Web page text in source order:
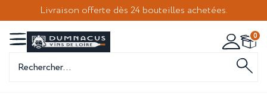
Livraison offerte dès 24 bouteilles achetées.
Recherche
de
produits
0